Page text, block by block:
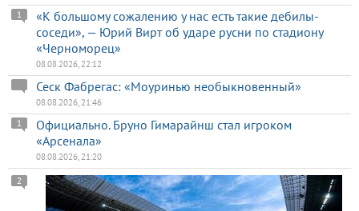
«К большому сожалению у нас есть такие дебилы-
соседи», — Юрий Вирт об ударе русни по стадиону
«Черноморец»
1
08.08.2026, 22:12
Сеск Фабрегас: «Моуринью необыкновенный»
08.08.2026, 21:46
Официально. Бруно Гимарайнш стал игроком
«Арсенала»
1
08.08.2026, 21:20
2